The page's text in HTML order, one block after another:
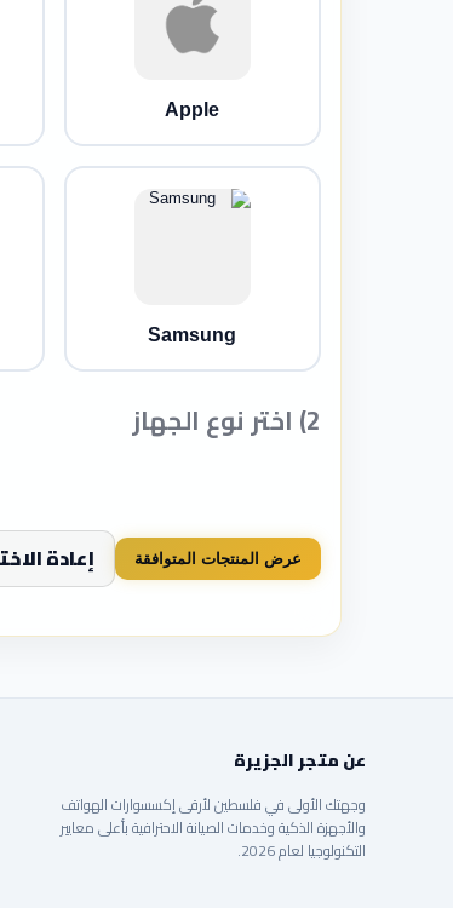
Apple
Samsung
2) اختر نوع الجهاز
عرض المنتجات المتوافقة إعادة
عن متجر الجزيرة
وجهتك الأولى في فلسطين لأرقى إكسسوارات الهواتف
والأجهزة الذكية وخدمات الصيانة الاحترافية بأعلى معايير
التكنولوجيا لعام 2026.